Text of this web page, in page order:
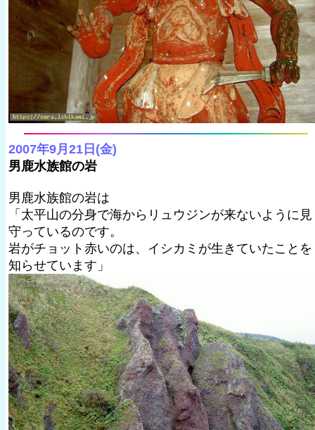
2007年9月21日(金)
男鹿水族館の岩
男鹿水族館の岩は
「太平山の分身で海からリュウジンが来ないように見
守っているのです。
岩がチョット赤いのは、イシカミが生きていたことを
知らせています」